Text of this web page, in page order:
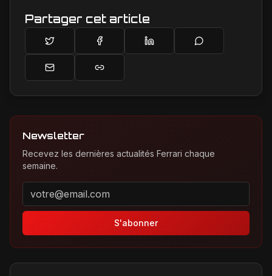
Partager cet article
Newsletter
Recevez les dernières actualités Ferrari chaque
semaine.
Adresse email pour la newsletter
S'abonner